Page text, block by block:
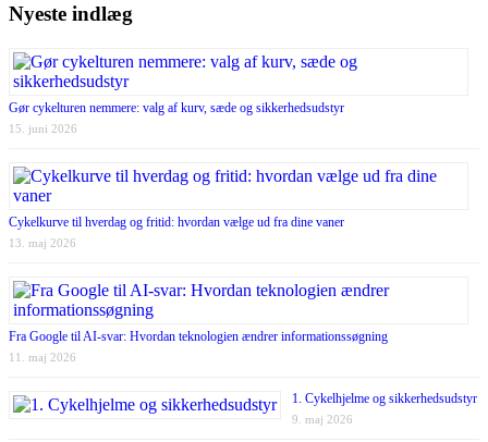
Nyeste indlæg
Gør cykelturen nemmere: valg af kurv, sæde og sikkerhedsudstyr
15. juni 2026
Cykelkurve til hverdag og fritid: hvordan vælge ud fra dine vaner
13. maj 2026
Fra Google til AI-svar: Hvordan teknologien ændrer informationssøgning
11. maj 2026
1. Cykelhjelme og sikkerhedsudstyr
9. maj 2026